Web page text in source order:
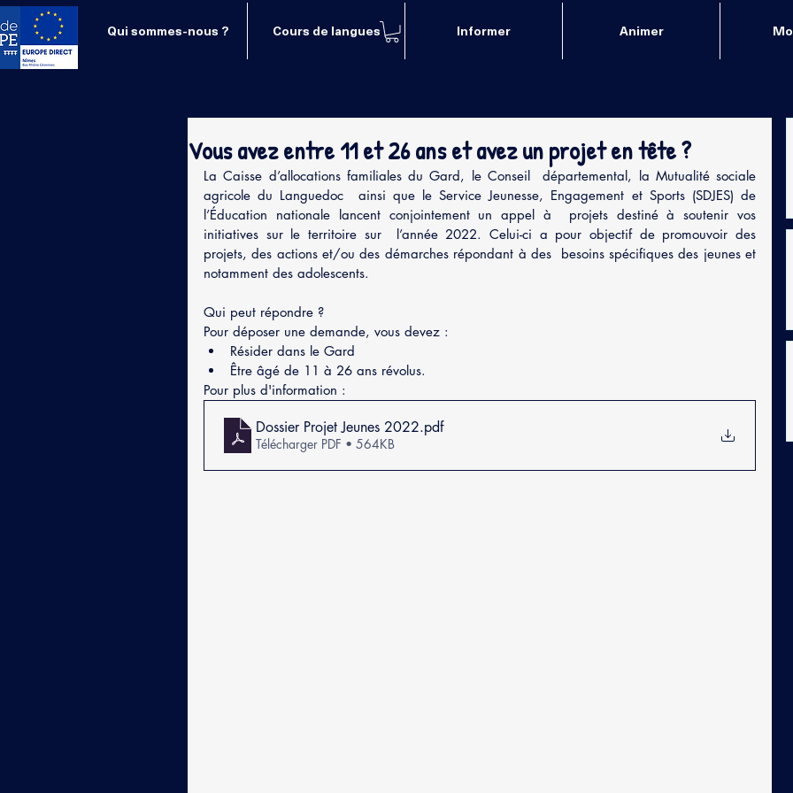
Qui sommes-nous ? Cours de langues Informer Animer
Vous avez entre 11 et 26 ans et avez un projet en tête ?
La Caisse d’allocations familiales du Gard, le Conseil  départemental, la Mutualité sociale
agricole du Languedoc  ainsi que le Service Jeunesse, Engagement et Sports (SDJES) de
l’Éducation nationale lancent conjointement un appel à  projets destiné à soutenir vos
initiatives sur le territoire sur  l’année 2022. Celui-ci a pour objectif de promouvoir des
projets, des actions et/ou des démarches répondant à des  besoins spécifiques des jeunes et
notamment des adolescents.
Qui peut répondre ?
Pour déposer une demande, vous devez :
Résider dans le Gard
Être âgé de 11 à 26 ans révolus.
Pour plus d'information :
Dossier Projet Jeunes 2022.pdf
Télécharger PDF • 564KB